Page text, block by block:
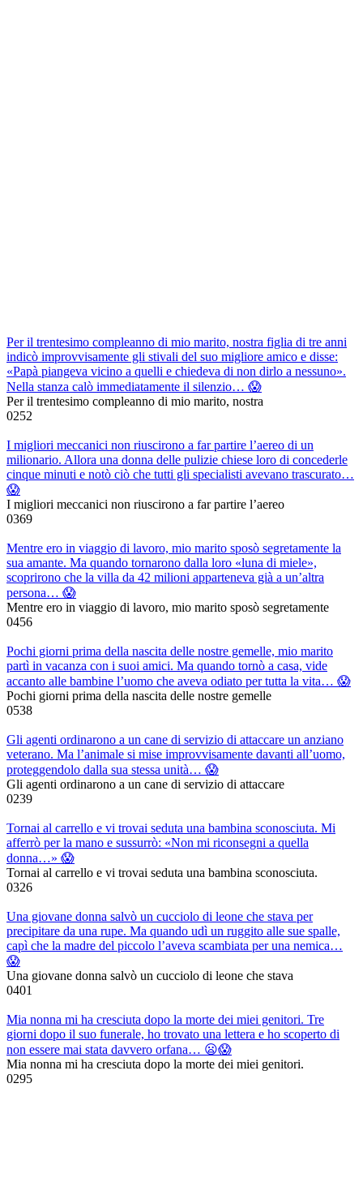
Per il trentesimo compleanno di mio marito, nostra figlia di tre anni
indicò improvvisamente gli stivali del suo migliore amico e disse:
«Papà piangeva vicino a quelli e chiedeva di non dirlo a nessuno».
Nella stanza calò immediatamente il silenzio… 😱
Per il trentesimo compleanno di mio marito, nostra
0252
I migliori meccanici non riuscirono a far partire l’aereo di un
milionario. Allora una donna delle pulizie chiese loro di concederle
cinque minuti e notò ciò che tutti gli specialisti avevano trascurato…
😱
I migliori meccanici non riuscirono a far partire l’aereo
0369
Mentre ero in viaggio di lavoro, mio marito sposò segretamente la
sua amante. Ma quando tornarono dalla loro «luna di miele»,
scoprirono che la villa da 42 milioni apparteneva già a un’altra
persona… 😱
Mentre ero in viaggio di lavoro, mio marito sposò segretamente
0456
Pochi giorni prima della nascita delle nostre gemelle, mio marito
partì in vacanza con i suoi amici. Ma quando tornò a casa, vide
accanto alle bambine l’uomo che aveva odiato per tutta la vita… 😱
Pochi giorni prima della nascita delle nostre gemelle
0538
Gli agenti ordinarono a un cane di servizio di attaccare un anziano
veterano. Ma l’animale si mise improvvisamente davanti all’uomo,
proteggendolo dalla sua stessa unità… 😱
Gli agenti ordinarono a un cane di servizio di attaccare
0239
Tornai al carrello e vi trovai seduta una bambina sconosciuta. Mi
afferrò per la mano e sussurrò: «Non mi riconsegni a quella
donna…» 😱
Tornai al carrello e vi trovai seduta una bambina sconosciuta.
0326
Una giovane donna salvò un cucciolo di leone che stava per
precipitare da una rupe. Ma quando udì un ruggito alle sue spalle,
capì che la madre del piccolo l’aveva scambiata per una nemica…
😱
Una giovane donna salvò un cucciolo di leone che stava
0401
Mia nonna mi ha cresciuta dopo la morte dei miei genitori. Tre
giorni dopo il suo funerale, ho trovato una lettera e ho scoperto di
non essere mai stata davvero orfana… 😦😱
Mia nonna mi ha cresciuta dopo la morte dei miei genitori.
0295